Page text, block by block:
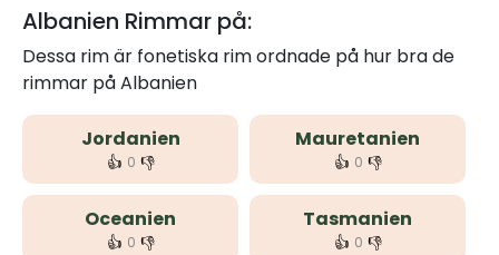
Albanien Rimmar på:
Dessa rim är fonetiska rim ordnade på hur bra de
rimmar på Albanien
Jordanien
👍 0 👎
Mauretanien
👍 0 👎
Oceanien
👍 0 👎
Tasmanien
👍 0 👎